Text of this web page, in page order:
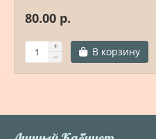
80.00 р.
В корзину